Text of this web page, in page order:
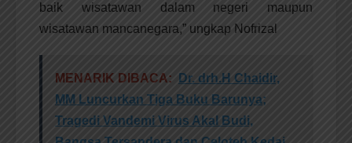
baik wisatawan dalam negeri maupun
wisatawan mancanegara,” ungkap Nofrizal
MENARIK DIBACA:
Dr. drh.H Chaidir,
MM Luncurkan Tiga Buku Barunya;
Tragedi Vandemi Virus Akal Budi,